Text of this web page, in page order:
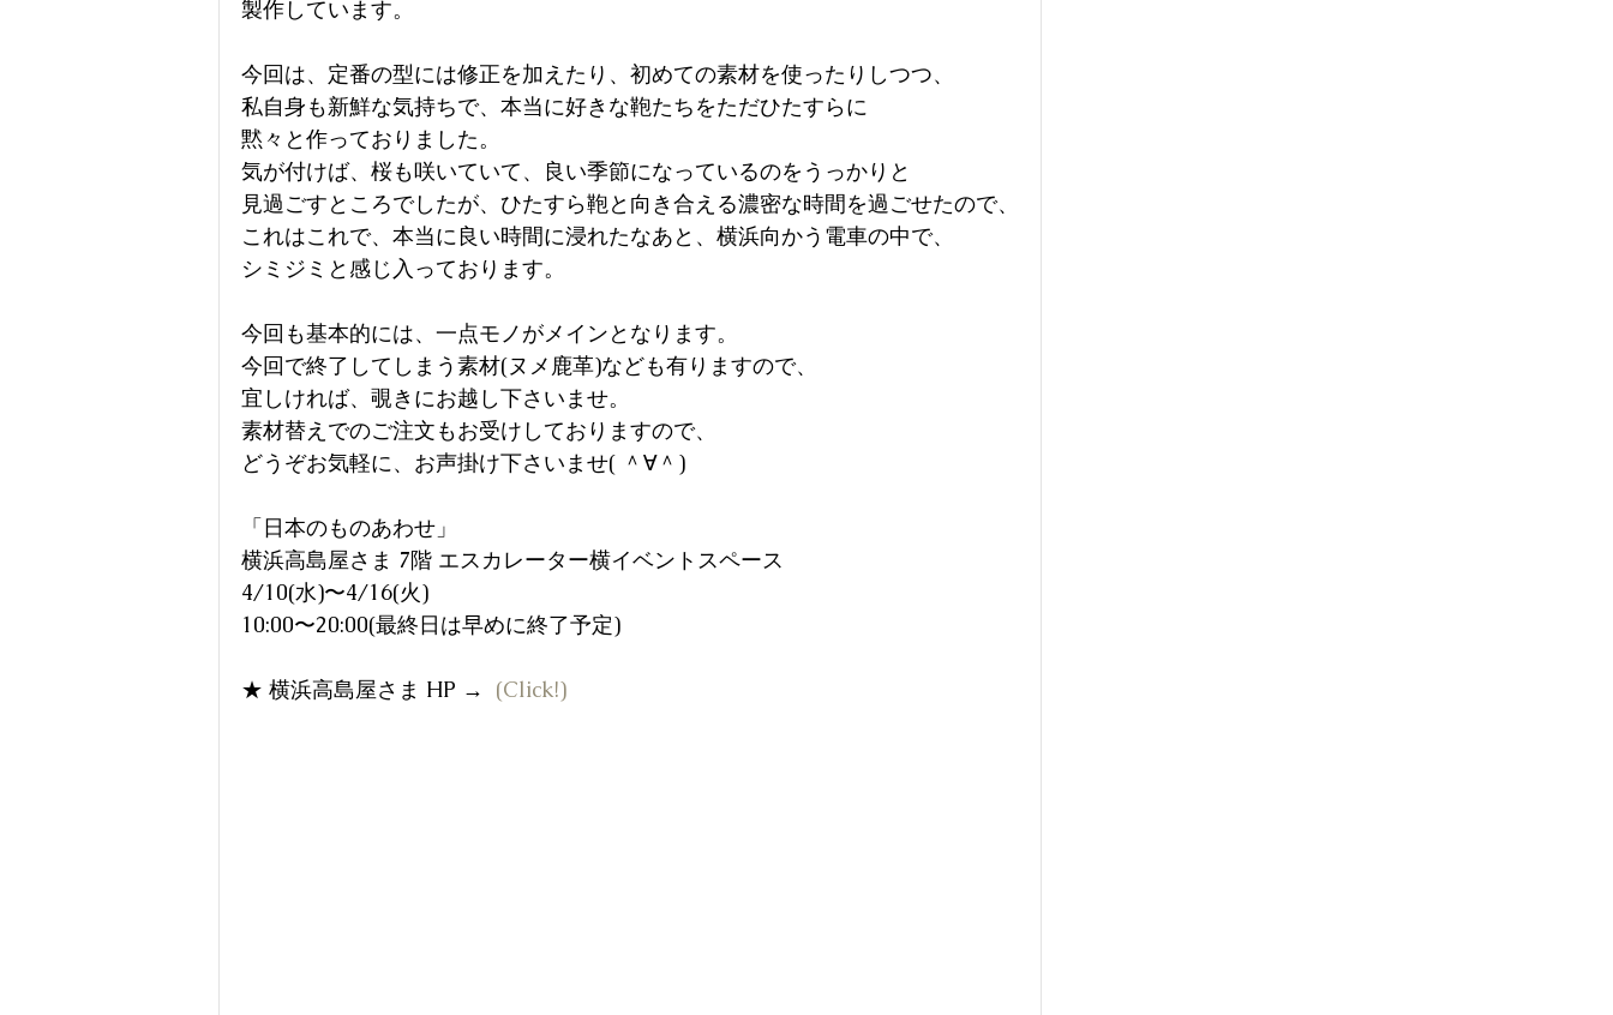
製作しています。
今回は、定番の型には修正を加えたり、初めての素材を使ったりしつつ、
私自身も新鮮な気持ちで、本当に好きな鞄たちをただひたすらに
黙々と作っておりました。
気が付けば、桜も咲いていて、良い季節になっているのをうっかりと
見過ごすところでしたが、ひたすら鞄と向き合える濃密な時間を過ごせたので、
これはこれで、本当に良い時間に浸れたなあと、横浜向かう電車の中で、
シミジミと感じ入っております。
今回も基本的には、一点モノがメインとなります。
今回で終了してしまう素材(ヌメ鹿革)なども有りますので、
宜しければ、覗きにお越し下さいませ。
素材替えでのご注文もお受けしておりますので、
どうぞお気軽に、お声掛け下さいませ( ＾∀＾)
「日本のものあわせ」
横浜高島屋さま 7階 エスカレーター横イベントスペース
4/10(水)〜4/16(火)
10:00〜20:00(最終日は早めに終了予定)
★ 横浜高島屋さま HP → (Click!)